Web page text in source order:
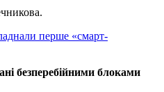
перше «смарт-
безперебійними блоками